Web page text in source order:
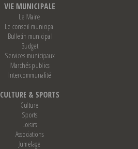
VIE MUNICIPALE
Le Maire
Le conseil municipal
Bulletin municipal
Budget
Services municipaux
Marchés publics
Intercommunalité
CULTURE & SPORTS
Culture
Sports
Loisirs
Associations
Jumelage